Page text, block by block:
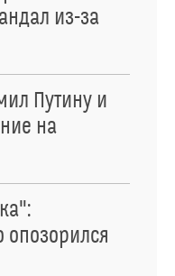
из-за
Путину и
на
опозорился